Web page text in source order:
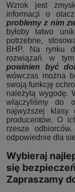
Wzrok jest
informacji o
problemy z nim
byłoby łatwo
potrzebne,
BHP. Na rynku
rozwiązań w
powinien być
wówczas można
swoją funkcję
należytą wygodę.
włączyliśmy do
najwyższej klasy
producentów. O
rzesze
odpowiednie dla
Wybieraj
się
Zapraszamy